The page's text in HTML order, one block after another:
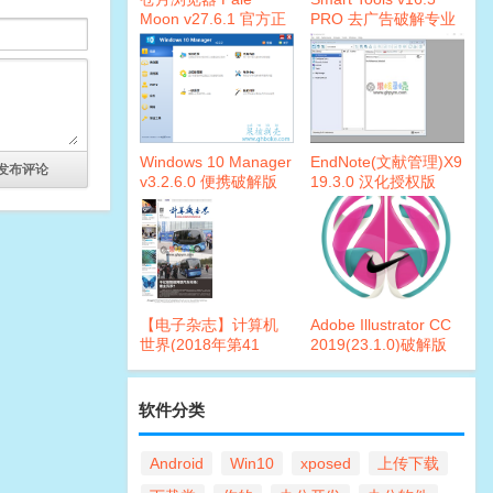
Moon v27.6.1 官方正
式版
PRO 去广告破解专业
版
Windows 10 Manager
v3.2.6.0 便携破解版
EndNote(文献管理)X9
19.3.0 汉化授权版
【电子杂志】计算机
世界(2018年第41
Adobe Illustrator CC
2019(23.1.0)破解版
软件分类
Android Win10 xposed
上传下载